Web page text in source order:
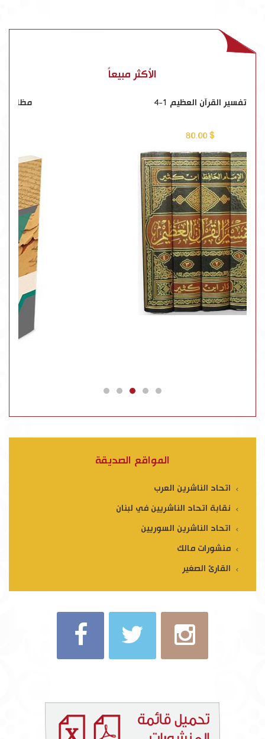
الأكثر مبيعاً
تفسير القرآن العظيم 1-4
المواقع الصديقة
اتحاد الناشرين العرب
نقابة اتحاد الناشريين في لبنان
اتحاد الناشرين السوريين
منشورات مالك
القارئ الصغير